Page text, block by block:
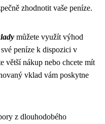
zhodnotit vaše peníze.
můžete využít výhod
peníze k dispozici v
větší nákup nebo chcete mít
vklad vám poskytne
z dlouhodobého